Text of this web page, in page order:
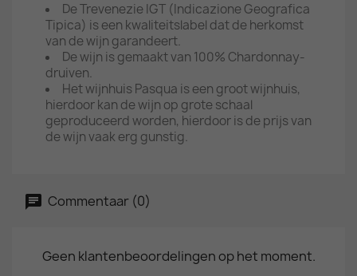
De Trevenezie IGT (Indicazione Geografica
Tipica) is een kwaliteitslabel dat de herkomst
van de wijn garandeert.
De wijn is gemaakt van 100% Chardonnay-
druiven.
Het wijnhuis Pasqua is een groot wijnhuis,
hierdoor kan de wijn op grote schaal
geproduceerd worden, hierdoor is de prijs van
de wijn vaak erg gunstig.
Commentaar (0)
Geen klantenbeoordelingen op het moment.